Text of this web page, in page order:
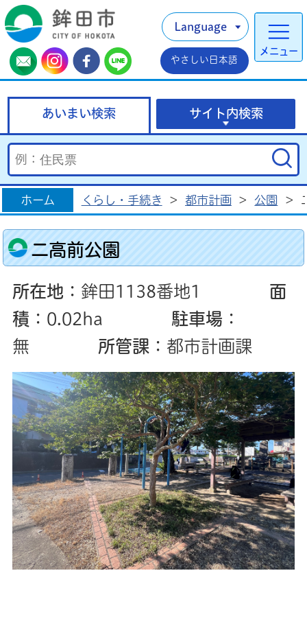
メニュー
Language
やさしい日本語
あいまい検索 サイト内検索
ホーム くらし・手続き > 都市計画 > 公園 >
二高前公園
所在地 ：鉾田1138番地1 面
積 ：0.02ha 駐車場 ：
無 所管課 ：都市計画課